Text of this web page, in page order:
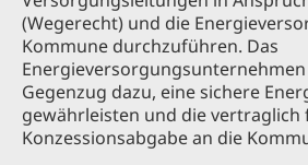
(Wegerecht) und die
Kommune durchzuführen. Das
Gegenzug dazu, eine sichere
gewährleisten und die vertraglich
Konzessionsabgabe an die